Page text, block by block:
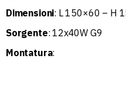
Dimensioni: L 150×60 – H
Sorgente: 12x40W G9
Montatura: